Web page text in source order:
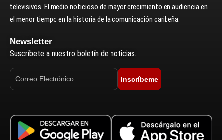
televisivos. El medio noticioso de mayor crecimiento en audiencia en
el menor tiempo en la historia de la comunicación caribeña.
Newsletter
Suscríbete a nuestro boletín de noticias.
Inscríbeme